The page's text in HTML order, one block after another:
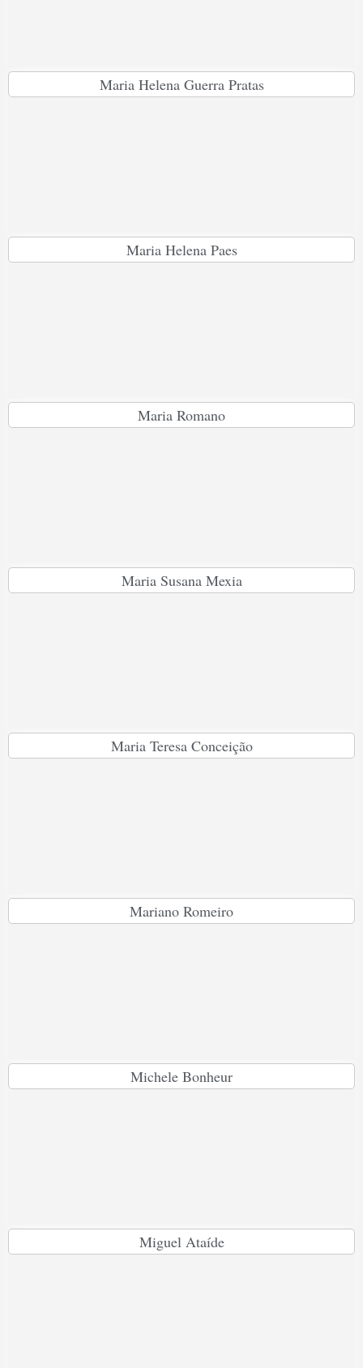
Maria Helena Guerra Pratas
Maria Helena Paes
Maria Romano
Maria Susana Mexia
Maria Teresa Conceição
Mariano Romeiro
Michele Bonheur
Miguel Ataíde